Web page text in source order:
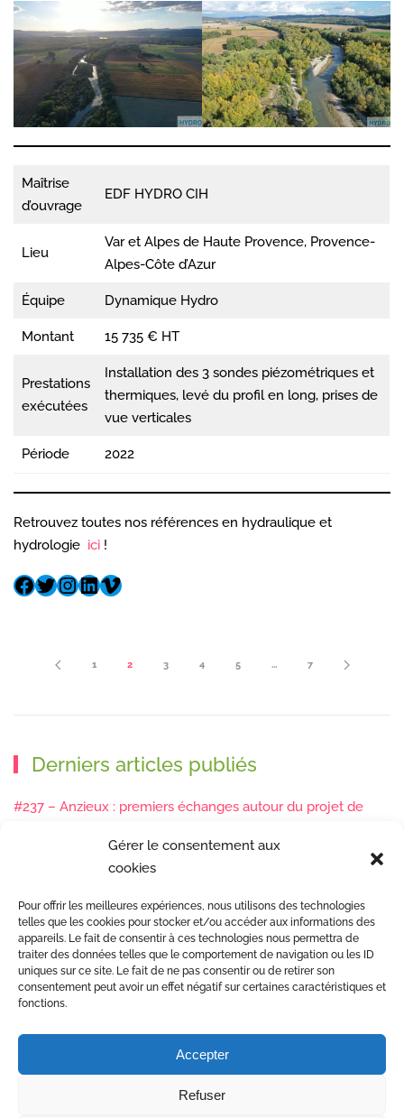
Gérer le consentement aux
cookies
Pour offrir les meilleures expériences, nous utilisons des technologies
telles que les cookies pour stocker et/ou accéder aux informations des
appareils. Le fait de consentir à ces technologies nous permettra de
traiter des données telles que le comportement de navigation ou les ID
uniques sur ce site. Le fait de ne pas consentir ou de retirer son
consentement peut avoir un effet négatif sur certaines caractéristiques et
fonctions.
Accepter
Refuser
Maîtrise
d’ouvrage
EDF HYDRO CIH
Lieu
Var et Alpes de Haute Provence, Provence-
Alpes-Côte d’Azur
Équipe Dynamique Hydro
Montant 15 735 € HT
Prestations
exécutées
Installation des 3 sondes piézométriques et
thermiques, levé du profil en long, prises de
vue verticales
Période 2022
Retrouvez toutes nos références en hydraulique et
hydrologie ici !
1 2 3 4 5 … 7
Derniers articles publiés
#237 – Anzieux : premiers échanges autour du projet de
#235 – Bienne : les futurs EBF s’intègrent aux documents
#234 – Sur les traces de nos piézomètres au Petit Malatras
13/05/2026
#233 – Les sédiments, ça se suit en équipe ! 17/04/2026
#232 – Sur le terrain avec l’Isère : ça bouge sous nos pieds !